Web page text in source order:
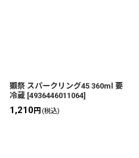
獺祭 スパークリング45 360ml 要
冷蔵 [4936446011064]
1,210円 (税込)